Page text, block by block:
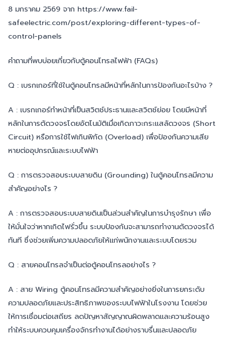
8 มกราคม 2569 จาก https://www.fail-
safeelectric.com/post/exploring-different-types-of-
control-panels
คำถามที่พบบ่อยเกี่ยวกับตู้คอนโทรลไฟฟ้า (FAQs)
Q : เบรกเกอร์ที่ใช้ในตู้คอนโทรลมีหน้าที่หลักในการป้องกันอะไรบ้าง ?
A : เบรกเกอร์ทำหน้าที่เป็นสวิตช์ประธานและสวิตช์ย่อย โดยมีหน้าที่
หลักในการตัดวงจรโดยอัตโนมัติเมื่อเกิดภาวะกระแสลัดวงจร (Short
Circuit) หรือการใช้ไฟเกินพิกัด (Overload) เพื่อป้องกันความเสีย
หายต่ออุปกรณ์และระบบไฟฟ้า
Q : การตรวจสอบระบบสายดิน (Grounding) ในตู้คอนโทรลมีความ
สำคัญอย่างไร ?
A : การตรวจสอบระบบสายดินเป็นส่วนสำคัญในการบำรุงรักษา เพื่อ
ให้มั่นใจว่าหากเกิดไฟรั่วขึ้น ระบบป้องกันจะสามารถทำงานตัดวงจรได้
ทันที ซึ่งช่วยเพิ่มความปลอดภัยให้แก่พนักงานและระบบโดยรวม
Q : สายคอนโทรลจำเป็นต่อตู้คอนโทรลอย่างไร ?
A : สาย Wiring ตู้คอนโทรลมีความสำคัญอย่างยิ่งในการยกระดับ
ความปลอดภัยและประสิทธิภาพของระบบไฟฟ้าในโรงงาน โดยช่วย
ให้การเชื่อมต่อเสถียร ลดปัญหาสัญญาณผิดพลาดและความร้อนสูง
ทำให้ระบบควบคุมเครื่องจักรทำงานได้อย่างราบรื่นและปลอดภัย